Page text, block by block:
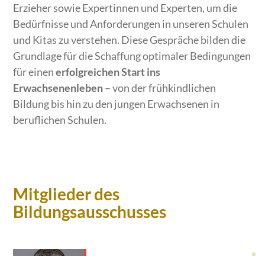
Erzieher sowie Expertinnen und Experten, um die
Bedürfnisse und Anforderungen in unseren Schulen
und Kitas zu verstehen. Diese Gespräche bilden die
Grundlage für die Schaffung optimaler Bedingungen
für einenerfolgreichen Start ins
Erwachsenenleben– von der frühkindlichen
Bildung bis hin zu den jungen Erwachsenen in
beruflichen Schulen.
Mitglieder des
Bildungsausschusses